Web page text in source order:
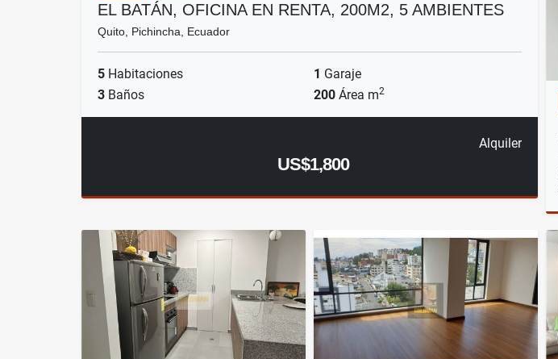
EL BATÁN, OFICINA EN RENTA, 200M2, 5 AMBIENTES
Quito, Pichincha, Ecuador
5 Habitaciones 1 Garaje
3 Baños 200 Área m2
Alquiler
US$1,800